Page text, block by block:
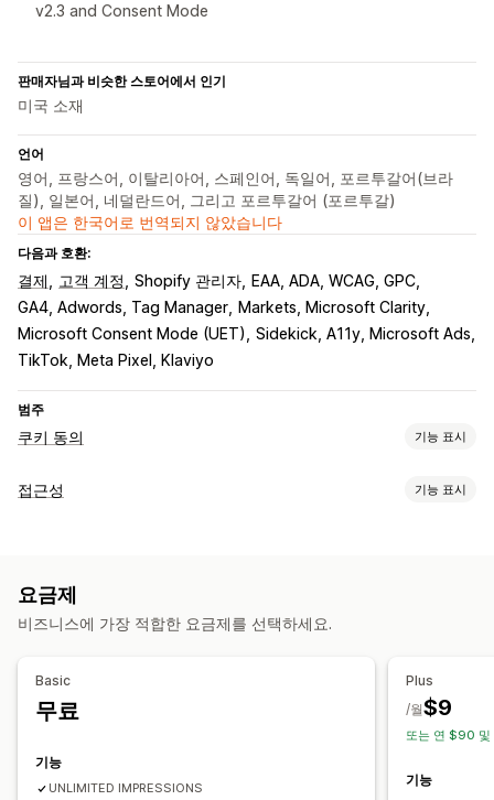
v2.3 and Consent Mode
판매자님과 비슷한 스토어에서 인기
미국 소재
언어
영어, 프랑스어, 이탈리아어, 스페인어, 독일어, 포르투갈어(브라
질), 일본어, 네덜란드어, 그리고 포르투갈어 (포르투갈)
이 앱은 한국어로 번역되지 않았습니다
다음과 호환:
결제 고객 계정 Shopify 관리자
EAA, ADA, WCAG, GPC
GA4, Adwords, Tag Manager
Markets, Microsoft Clarity
Microsoft Consent Mode (UET)
Sidekick, A11y, Microsoft Ads
TikTok, Meta Pixel, Klaviyo
범주
쿠키 동의 기능 표시
표시 옵션
개인정보 보호 규정 준수
데이터 관리
규정
FADP
GDPR
접근성 기능 표시
접근성 도구
그레이스케일
요금제
비즈니스에 가장 적합한 요금제를 선택하세요.
Basic
무료
기능
UNLIMITED IMPRESSIONS
Plus
$9
/월
또는 연 $90 및
기능